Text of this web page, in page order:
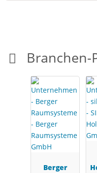
Branchen-
Berger